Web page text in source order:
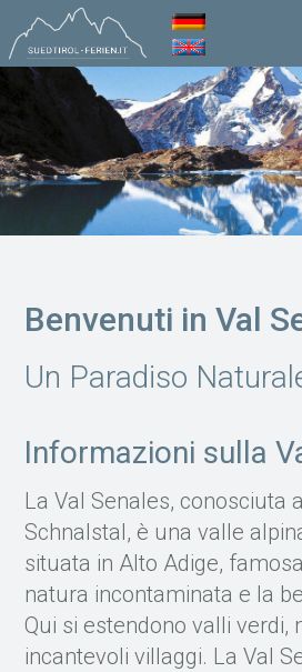
Benvenuti in Val
Un Paradiso
Informazioni sulla
La Val Senales, conosciuta
Schnalstal, è una valle
situata in Alto Adige,
natura incontaminata e la
Qui si estendono valli verdi,
incantevoli villaggi. La Val